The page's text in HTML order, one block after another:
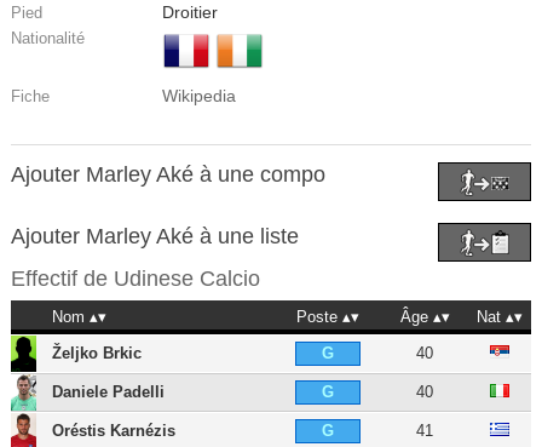
Pied Droitier
Nationalité
Fiche Wikipedia
Ajouter Marley Aké à une compo
Ajouter Marley Aké à une liste
Effectif de Udinese Calcio
Nom Poste Âge
Nat
Željko Brkic
G 40
Daniele Padelli G 40
Oréstis Karnézis G 41